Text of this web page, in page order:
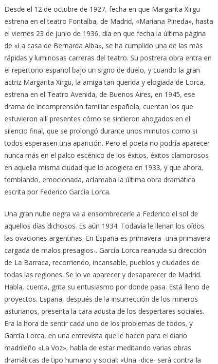
Desde el 12 de octubre de 1927, fecha en que Margarita Xirgu
estrena en el teatro Fontalba, de Madrid, «Mariana Pineda», hasta
el viernes 23 de junio de 1936, día en que fecha la última página
de «La casa de Bernarda Alba», se ha cumplido una de las más
rápidas y luminosas carreras del teatro. Su postrera obra entra en
el repertorio español bajo un signo de duelo, y cuando la gran
actriz Margarita Xirgu, la amiga tan querida y elogiada de Lorca,
estrena en el Teatro Avenida, de Buenos Aires, en 1945, ese
drama de incomprensión familiar española, cuentan los que
estuvieron allí presentes cómo se sintieron ahogados en el
silencio final, que se prolongó durante unos minutos como si
todos esperasen una aparición. Pero el poeta no podría aparecer
nunca más en el palco escénico de los éxitos, éxitos clamorosos
en aquella misma ciudad que lo acogiera en 1933, y que ahora,
temblando, emocionada, aclamaba la última obra dramática
escrita por Federico García Lorca.
Una gran nube negra va a ensombrecerle a Federico el sol de
aquellos días dichosos. Es aún 1934. Todavía le llenan los oídos
las ovaciones argentinas. En España es primavera -una primavera
cargada de malos presagios-. García Lorca reanuda su dirección
de La Barraca, recorriendo, incansable, pueblos y ciudades de
todas las regiones. Se lo ve aparecer y desaparecer de Madrid.
Habla, cuenta, grita su entusiasmo por donde pasa. Está lleno de
proyectos. España, después de la insurrección de los mineros
asturianos, presenta la cara adusta de los despertares sociales.
Era la hora de sentir cada uno de los problemas de todos, y
García Lorca, en una entrevista que le hacen para el diario
madrileño «La Voz», habla de estar meditando varias obras
dramáticas de tipo humano y social: «Una -dice- será contra la